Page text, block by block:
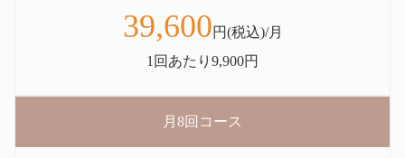
39,600円(税込)/月
1回あたり9,900円
月8回コース